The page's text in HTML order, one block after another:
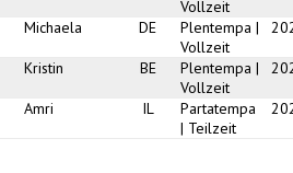
Vollzeit
Michaela DE
Plentempa |
Vollzeit
Kristin BE
Plentempa |
Vollzeit
Amri IL
Partatempa
| Teilzeit